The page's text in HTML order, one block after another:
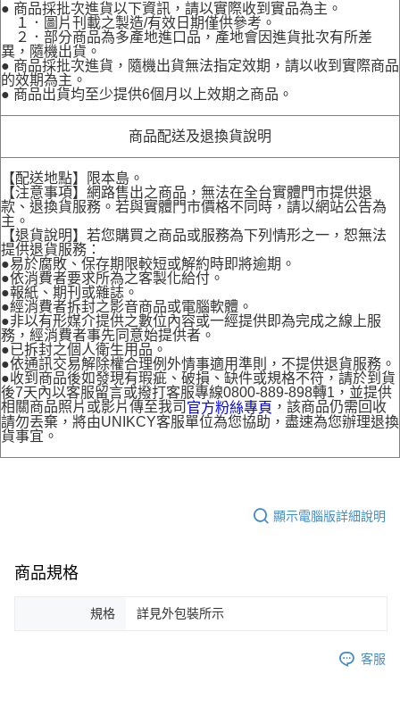
● 商品採批次進貨以下資訊，請以實際收到實品為主。
１．圖片刊載之製造/有效日期僅供參考。
２．部分商品為多產地進口品，產地會因進貨批次有所差
異，隨機出貨。
● 商品採批次進貨，隨機出貨無法指定效期，請以收到實際商品
的效期為主。
● 商品出貨均至少提供6個月以上效期之商品。
商品配送及退換貨說明
【配送地點】限本島。
【注意事項】網路售出之商品，無法在全台實體門市提供退
款、退換貨服務。若與實體門市價格不同時，請以網站公告為
主。
【退貨說明】若您購買之商品或服務為下列情形之一，恕無法
提供退貨服務：
●易於腐敗、保存期限較短或解約時即將逾期。
●依消費者要求所為之客製化給付。
●報紙、期刊或雜誌。
●經消費者拆封之影音商品或電腦軟體。
●非以有形媒介提供之數位內容或一經提供即為完成之線上服
務，經消費者事先同意始提供者。
●已拆封之個人衛生用品。
●依通訊交易解除權合理例外情事適用準則，不提供退貨服務。
●收到商品後如發現有瑕疵、破損、缺件或規格不符，請於到貨
後7天內以客服留言或撥打客服專線0800-889-898轉1，並提供
相關商品照片或影片傳至我司 官方粉絲專頁 ，該商品仍需回收
請勿丟棄，將由UNIKCY客服單位為您協助，盡速為您辦理退換
貨事宜。
顯示電腦版詳細說明
商品規格
規格 詳見外包裝所示
客服